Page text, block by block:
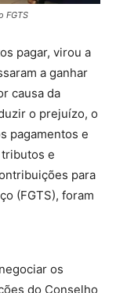
FGTS
pagar, virou a
a ganhar
causa da
o prejuízo, o
pagamentos e
e
para
(FGTS), foram
os
do Conselho